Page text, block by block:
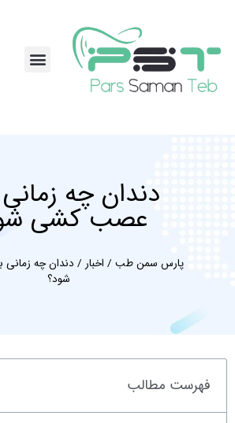
دندان چه زمانی
عصب کشی
پارس سمن طب / اخبار / دندان چه
شود؟
فهرست مطالب